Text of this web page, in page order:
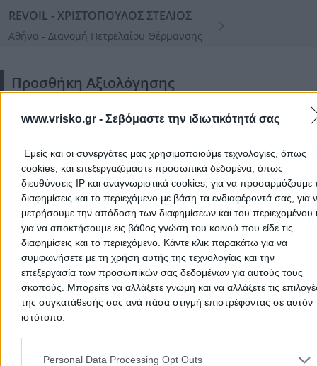
www.vrisko.gr - Σεβόμαστε την ιδιωτικότητά σας
Εμείς και οι συνεργάτες μας χρησιμοποιούμε τεχνολογίες, όπως
cookies, και επεξεργαζόμαστε προσωπικά δεδομένα, όπως
διευθύνσεις IP και αναγνωριστικά cookies, για να προσαρμόζουμε
διαφημίσεις και το περιεχόμενο με βάση τα ενδιαφέροντά σας, για
μετρήσουμε την απόδοση των διαφημίσεων και του περιεχομένου
για να αποκτήσουμε εις βάθος γνώση του κοινού που είδε τις
διαφημίσεις και το περιεχόμενο. Κάντε κλικ παρακάτω για να
συμφωνήσετε με τη χρήση αυτής της τεχνολογίας και την
επεξεργασία των προσωπικών σας δεδομένων για αυτούς τους
σκοπούς. Μπορείτε να αλλάξετε γνώμη και να αλλάξετε τις
της συγκατάθεσής σας ανά πάσα στιγμή επιστρέφοντας σε αυτόν
ιστότοπο.
Please note that this website/app uses one or more Google
and may gather and store information including but not limited to
Personal Data Processing Opt Outs
REVOIL - ΧΡΙΣΤΟΠΟΥΛΟΣ ΣΤΕΛΙΟΣ
Αθήνα - Διανομή Πετρελαίου Θέρμανσης
Προσθήκη Αξιολόγησης
Δεν υπάρχουν ακόμα αξιολογήσεις
Αυτός ο επαγγελματίας δεν έχει λάβει ακόμα καμία
αξιολόγηση. Γίνετε ο πρώτος που θα μοιραστεί την
του και βοηθήστε άλλους χρήστες να κάνουν τη σωστή
επιλογή!